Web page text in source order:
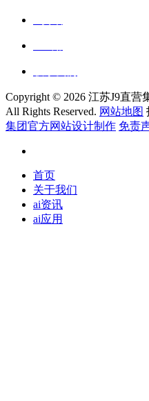
Copyright © 2026 江苏J9直营
All Rights Reserved. 网站地图
集团官方网站设计制作 免责
首页
关于我们
ai资讯
ai应用